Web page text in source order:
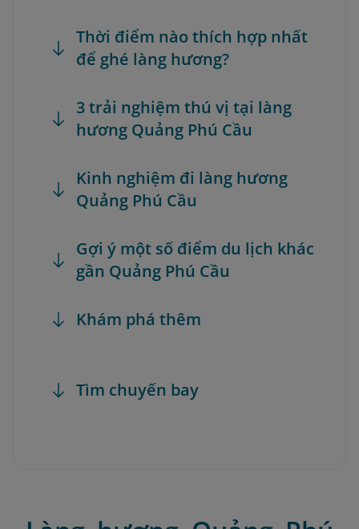
Thời điểm nào thích hợp nhất
để ghé làng hương?
3 trải nghiệm thú vị tại làng
hương Quảng Phú Cầu
Kinh nghiệm đi làng hương
Quảng Phú Cầu
Gợi ý một số điểm du lịch khác
gần Quảng Phú Cầu
Khám phá thêm
Tìm chuyến bay